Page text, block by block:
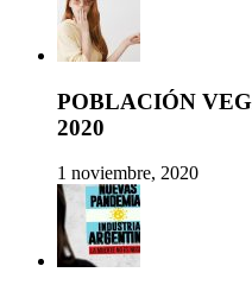
POBLACIÓN
2020
1 noviembre, 2020